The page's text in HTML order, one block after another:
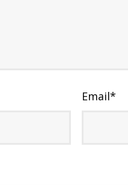
Email*